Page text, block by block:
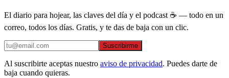
El diario para hojear, las claves del día y el podcast ☕ — todo en un
correo, todos los días. Gratis, y te das de baja con un clic.
Suscribirme
Al suscribirte aceptas nuestro aviso de privacidad. Puedes darte de
baja cuando quieras.